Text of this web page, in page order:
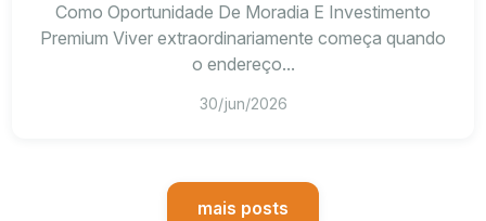
Como Oportunidade De Moradia E Investimento
Premium Viver extraordinariamente começa quando
o endereço...
30/jun/2026
mais posts